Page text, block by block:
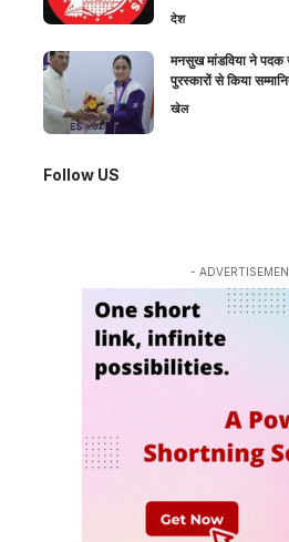
देश
मनसुख मांडविया ने पदक
पुरस्कारों से किया
खेल
Follow US
-